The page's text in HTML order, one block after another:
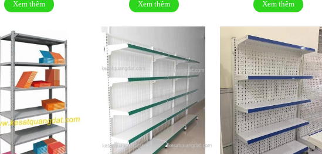
Xem thêm Xem thêm Xem thêm